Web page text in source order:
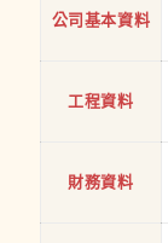
公司基本資料
工程資料
財務資料